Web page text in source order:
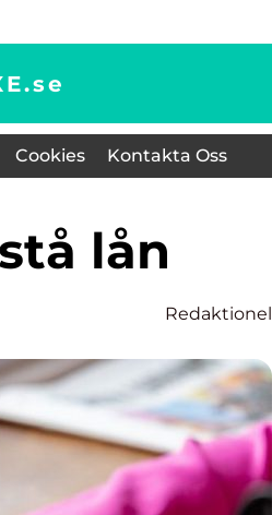
se
Cookies Kontakta Oss
lån
Redaktionel